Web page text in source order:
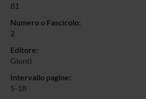
81
Numero o Fascicolo:
2
Editore:
Giunti
Intervallo pagine:
5-18